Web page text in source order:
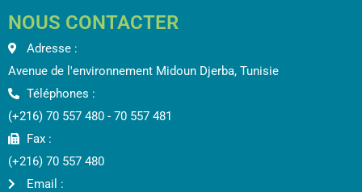
NOUS CONTACTER
Adresse :
Avenue de l'environnement Midoun Djerba, Tunisie
Téléphones :
(+216) 70 557 480 - 70 557 481
Fax :
(+216) 70 557 480
Email :